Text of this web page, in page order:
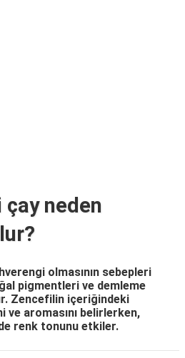
neden
olmasının sebepleri
pigmentleri ve demleme
Zencefilin içeriğindeki
ve aromasını belirlerken,
renk tonunu etkiler.